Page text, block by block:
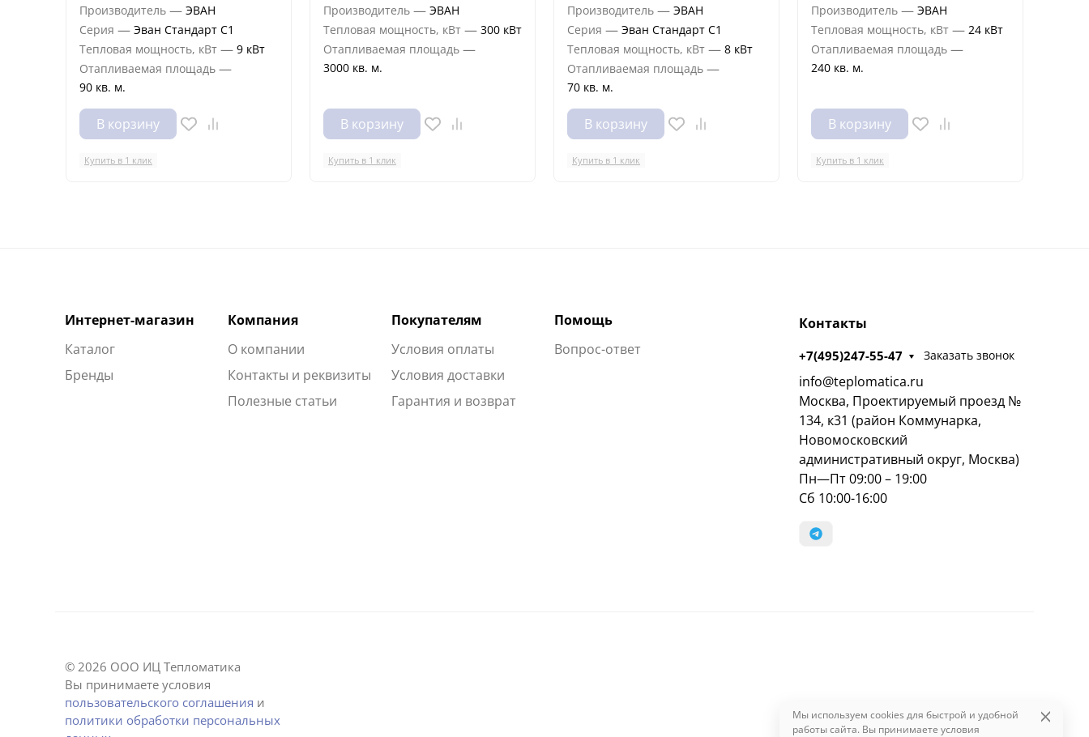
Производитель — ЭВАН
Серия — Эван Стандарт С1
Тепловая мощность, кВт — 9 кВт
Отапливаемая площадь —
90 кв. м.
В корзину
Купить в 1 клик
Производитель — ЭВАН
Тепловая мощность, кВт — 300 кВт
Отапливаемая площадь —
3000 кв. м.
В корзину
Купить в 1 клик
Производитель — ЭВАН
Серия — Эван Стандарт С1
Тепловая мощность, кВт — 8 кВт
Отапливаемая площадь —
70 кв. м.
В корзину
Купить в 1 клик
Производитель — ЭВАН
Тепловая мощность, кВт — 24 кВт
Отапливаемая площадь —
240 кв. м.
В корзину
Купить в 1 клик
Интернет-магазин
Каталог
Бренды
Компания
О компании
Контакты и реквизиты
Полезные статьи
Покупателям
Условия оплаты
Условия доставки
Гарантия и возврат
Помощь
Вопрос-ответ
Контакты
+7(495)247-55-47 Заказать звонок
info@teplomatica.ru
Москва, Проектируемый проезд №
134, к31 (район Коммунарка,
Новомосковский
административный округ, Москва)
Пн—Пт 09:00 – 19:00
Сб 10:00-16:00
© 2026 ООО ИЦ Тепломатика
Вы принимаете условия
пользовательского соглашения и
политики обработки персональных
Мы используем cookies для быстрой и удобной
работы сайта. Вы принимаете условия